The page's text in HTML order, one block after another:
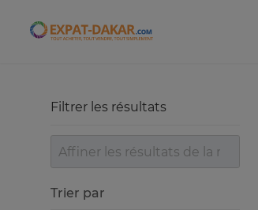
Expat-Dakar
Filtrer les résultats
Trier par